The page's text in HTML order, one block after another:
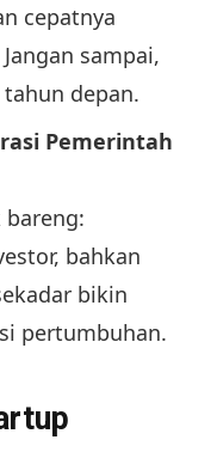
cepatnya
sampai,
depan.
Pemerintah
bareng:
bahkan
bikin
pertumbuhan.